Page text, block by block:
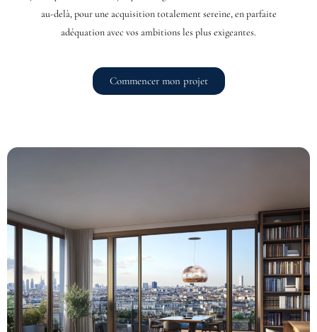
au-delà, pour une acquisition totalement sereine, en parfaite
adéquation avec vos ambitions les plus exigeantes.
Commencer mon projet